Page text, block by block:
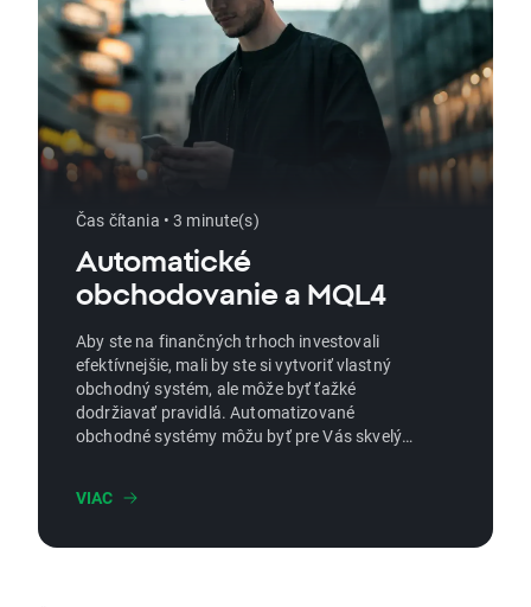
Čas čítania • 3 minute(s)
Automatické
obchodovanie a MQL4
Aby ste na finančných trhoch investovali
efektívnejšie, mali by ste si vytvoriť vlastný
obchodný systém, ale môže byť ťažké
dodržiavať pravidlá. Automatizované
obchodné systémy môžu byť pre Vás skvelým
VIAC